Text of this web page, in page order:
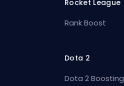
Rocket League
Rank Boost
Dota 2
Dota 2 Boosting